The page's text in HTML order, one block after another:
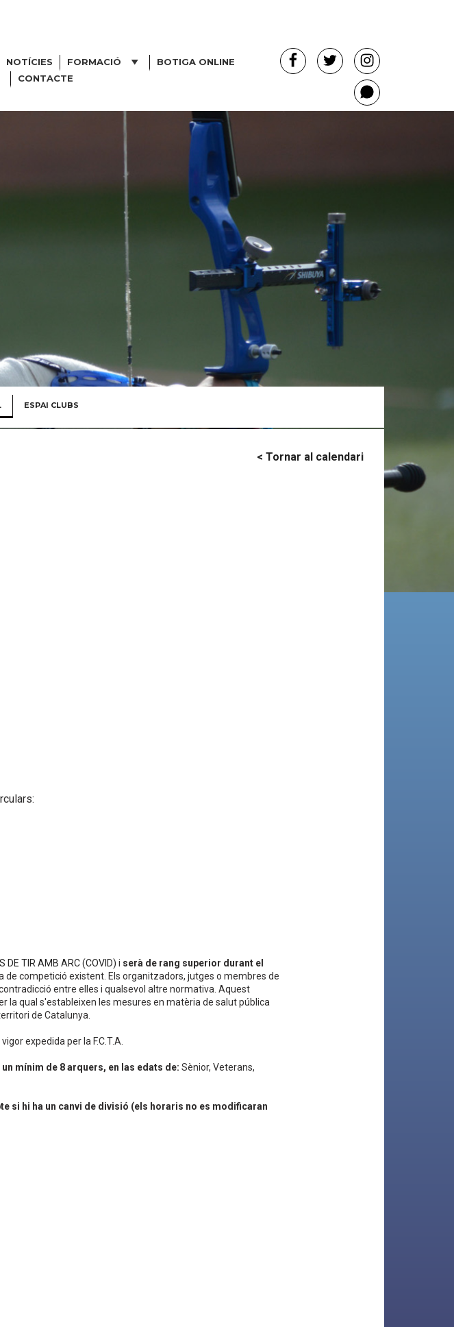
FacebookTwitter Instagram
Whatsapp
NOTÍCIES FORMACIÓ
BOTIGA ONLINE
CONTACTE
ESPAI CLUBS
< Tornar al calendari
DE TIR AMB ARC (COVID) i serà de rang superior durant el
de competició existent. Els organitzadors, jutges o membres de
entre elles i qualsevol altre normativa. Aquest
la qual s'estableixen les mesures en matèria de salut pública
de Catalunya.
expedida per la F.C.T.A.
mínim de 8 arquers, en las edats de: Sènior, Veterans,
si hi ha un canvi de divisió (els horaris no es modificaran